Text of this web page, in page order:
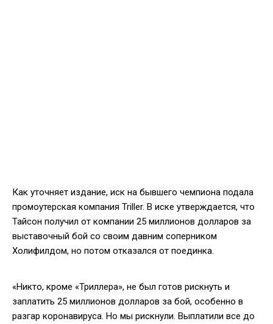
Как уточняет издание, иск на бывшего чемпиона подала
промоутерская компания Triller. В иске утверждается, что
Тайсон получил от компании 25 миллионов долларов за
выставочный бой со своим давним соперником
Холифилдом, но потом отказался от поединка.
«Никто, кроме «Триллера», не был готов рискнуть и
заплатить 25 миллионов долларов за бой, особенно в
разгар коронавируса. Но мы рискнули. Выплатили все до